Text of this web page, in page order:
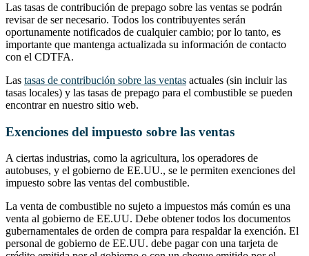
Las tasas de contribución de prepago sobre las ventas se podrán
revisar de ser necesario. Todos los contribuyentes serán
oportunamente notificados de cualquier cambio; por lo tanto, es
importante que mantenga actualizada su información de contacto
con el CDTFA.
Las tasas de contribución sobre las ventas actuales (sin incluir las
tasas locales) y las tasas de prepago para el combustible se pueden
encontrar en nuestro sitio web.
Exenciones del impuesto sobre las ventas
A ciertas industrias, como la agricultura, los operadores de
autobuses, y el gobierno de EE.UU., se le permiten exenciones del
impuesto sobre las ventas del combustible.
La venta de combustible no sujeto a impuestos más común es una
venta al gobierno de EE.UU. Debe obtener todos los documentos
gubernamentales de orden de compra para respaldar la exención. El
personal de gobierno de EE.UU. debe pagar con una tarjeta de